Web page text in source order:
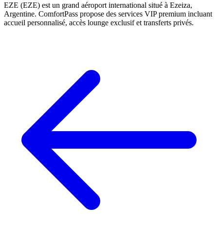
EZE (EZE) est un grand aéroport international situé à Ezeiza,
Argentine. ComfortPass propose des services VIP premium incluant
accueil personnalisé, accès lounge exclusif et transferts privés.